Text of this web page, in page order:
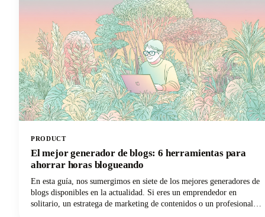
PRODUCT
El mejor generador de blogs: 6 herramientas para
ahorrar horas blogueando
En esta guía, nos sumergimos en siete de los mejores generadores de
blogs disponibles en la actualidad. Si eres un emprendedor en
solitario, un estratega de marketing de contenidos o un profesional